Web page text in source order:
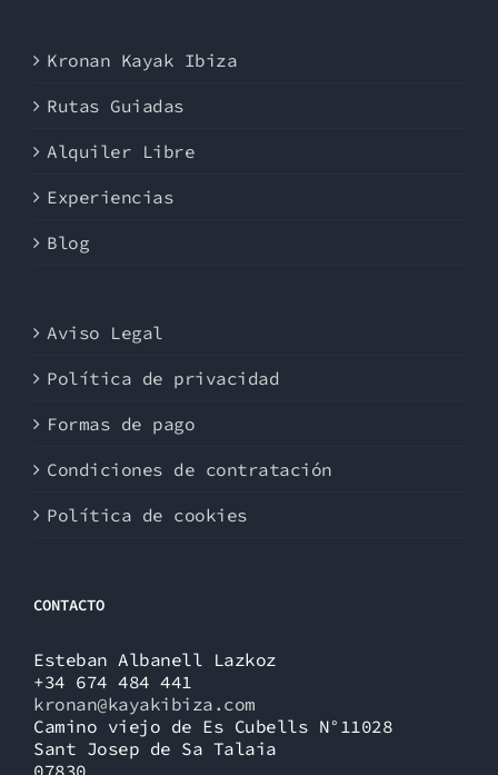
Kronan Kayak Ibiza
Rutas Guiadas
Alquiler Libre
Experiencias
Blog
Aviso Legal
Política de privacidad
Formas de pago
Condiciones de contratación
Política de cookies
CONTACTO
Esteban Albanell Lazkoz
+34 674 484 441
kronan@kayakibiza.com
Camino viejo de Es Cubells N°11028
Sant Josep de Sa Talaia
07830